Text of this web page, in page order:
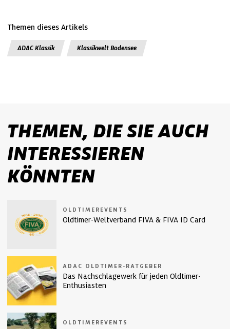
Themen dieses Artikels
ADAC Klassik Klassikwelt Bodensee
THEMEN, DIE SIE AUCH
INTERESSIEREN
KÖNNTEN
OLDTIMEREVENTS
Oldtimer-Weltverband FIVA & FIVA ID Card
ADAC OLDTIMER-RATGEBER
Das Nachschlagewerk für jeden Oldtimer-
Enthusiasten
OLDTIMEREVENTS